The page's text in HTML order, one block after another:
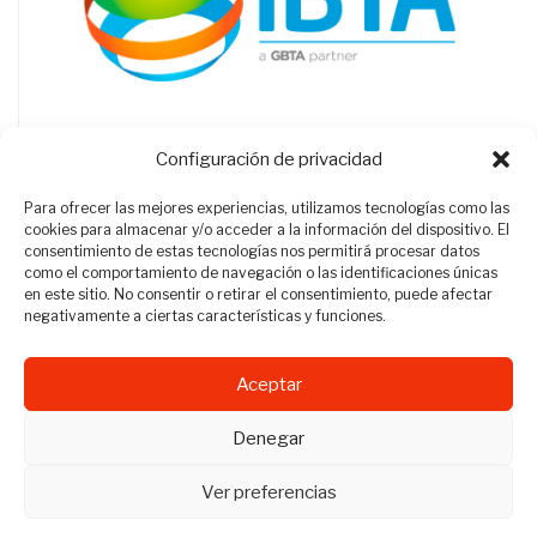
Configuración de privacidad
Para ofrecer las mejores experiencias, utilizamos tecnologías como las
cookies para almacenar y/o acceder a la información del dispositivo. El
consentimiento de estas tecnologías nos permitirá procesar datos
como el comportamiento de navegación o las identificaciones únicas
en este sitio. No consentir o retirar el consentimiento, puede afectar
negativamente a ciertas características y funciones.
Aceptar
Denegar
Ver preferencias
Revista Travel Manager © 2012 - 2026